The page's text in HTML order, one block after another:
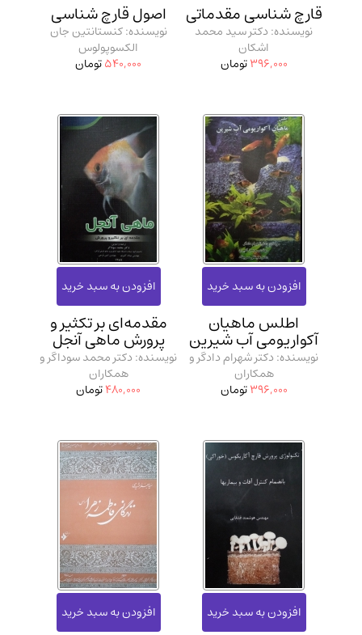
قارچ شناسی مقدماتی
نویسنده: دکتر سید محمد
اشکان
396,000تومان
اصول قارچ شناسی
نویسنده: کنستانتین جان
الکسوپولوس
540,000تومان
اطلس ماهیان
آکواریومی آب شیرین
نویسنده: دکتر شهرام دادگر و
همکاران
396,000تومان
مقدمه‌ای بر تکثیر و
پرورش ماهی آنجل
نویسنده: دکتر محمد سوداگر و
همکاران
480,000تومان